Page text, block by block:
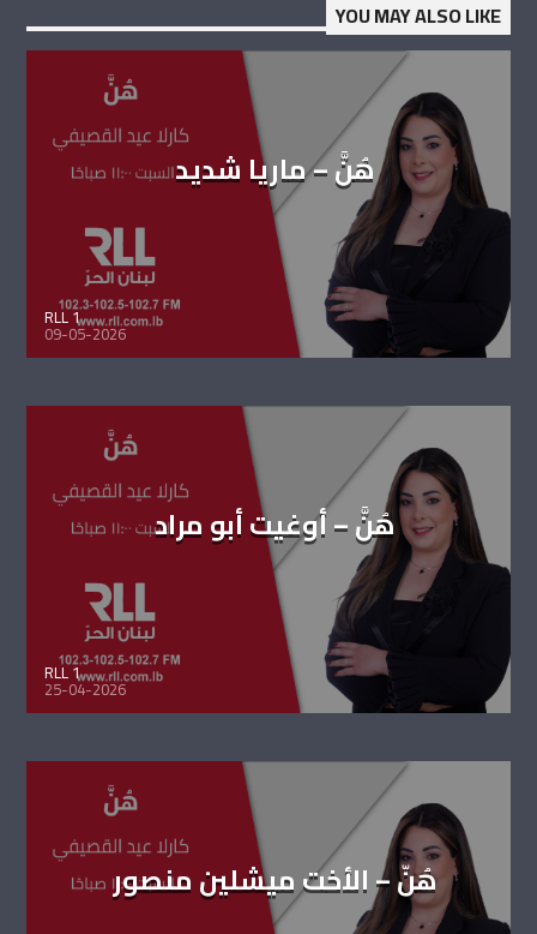
YOU MAY ALSO LIKE
هُنَّ – ماريا شديد
RLL 1
09-05-2026
هُنَّ – أوغيت أبو مراد
RLL 1
25-04-2026
هُنّ – الأخت ميشلين منصور